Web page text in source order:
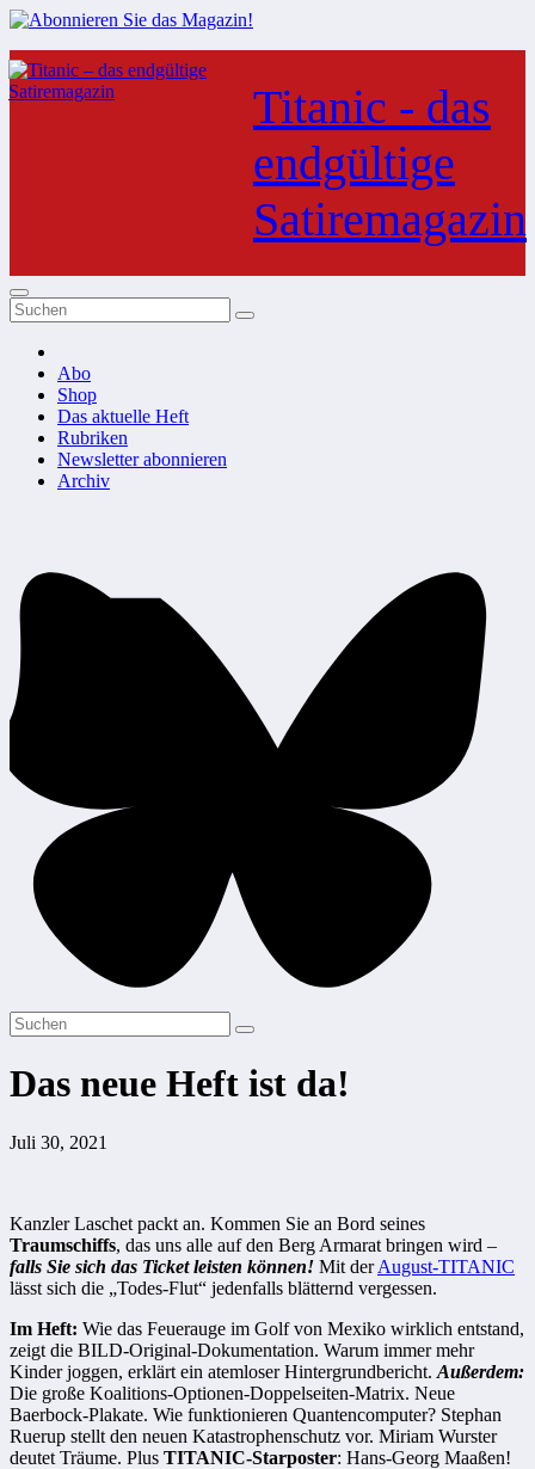
Zum
Inhalt
springen
Titanic - das
endgültige
Satiremagazin
Abo
Shop
Das aktuelle Heft
Rubriken
Newsletter abonnieren
Archiv
Das neue Heft ist da!
Juli 30, 2021
Kanzler Laschet packt an. Kommen Sie an Bord seines
Traumschiffs, das uns alle auf den Berg Armarat bringen wird –
falls Sie sich das Ticket leisten können! Mit derAugust-TITANIC
lässt sich die „Todes-Flut“ jedenfalls blätternd vergessen.
Im Heft: Wie das Feuerauge im Golf von Mexiko wirklich entstand,
zeigt die BILD-Original-Dokumentation. Warum immer mehr
Kinder joggen, erklärt ein atemloser Hintergrundbericht. Außerdem:
Die große Koalitions-Optionen-Doppelseiten-Matrix. Neue
Baerbock-Plakate. Wie funktionieren Quantencomputer? Stephan
Ruerup stellt den neuen Katastrophenschutz vor. Miriam Wurster
deutet Träume. Plus TITANIC-Starposter: Hans-Georg Maaßen!